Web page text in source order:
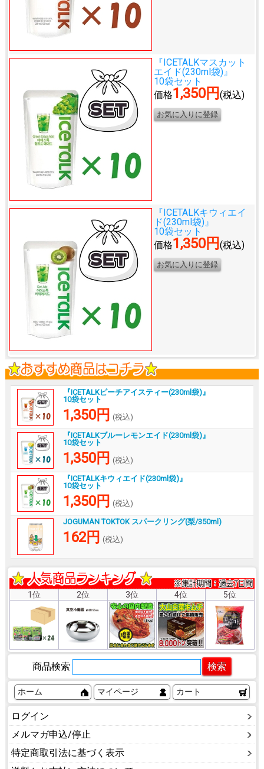
『ICETALKマスカット
エイド(230ml袋)』
10袋セット
価格1,350円 (税込)
『ICETALKキウィエイ
ド(230ml袋)』
10袋セット
価格1,350円 (税込)
『ICETALKピーチアイスティー(230ml袋)』
10袋セット
1,350円 (税込)
『ICETALKブルーレモンエイド(230ml袋)』
10袋セット
1,350円 (税込)
『ICETALKキウィエイド(230ml袋)』
10袋セット
1,350円 (税込)
JOGUMAN TOKTOK スパークリング(梨/350ml)
162円 (税込)
1位 2位 3位 4位 5位
商品検索
ホーム マイページ カート
ログイン
メルマガ申込/停止
特定商取引法に基づく表示